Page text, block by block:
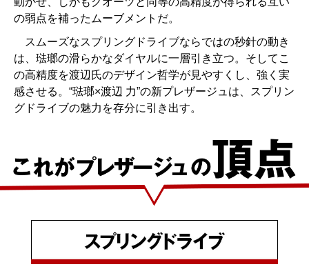
の弱点を補ったムーブメントだ。
スムーズなスプリングドライブならではの秒針の動き
は、琺瑯の滑らかなダイヤルに一層引き立つ。そしてこ
の高精度を渡辺氏のデザイン哲学が見やすくし、強く実
感させる。“琺瑯×渡辺 力”の新プレザージュは、スプリン
グドライブの魅力を存分に引き出す。